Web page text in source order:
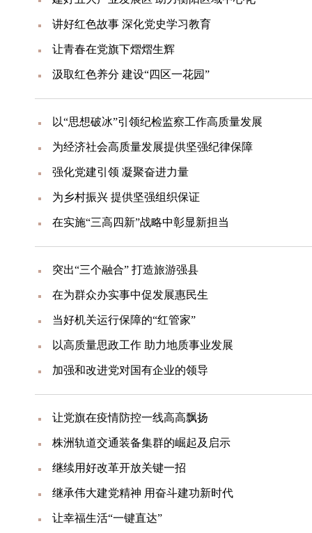
讲好红色故事 深化党史学习教育
让青春在党旗下熠熠生辉
汲取红色养分 建设“四区一花园”
以“思想破冰”引领纪检监察工作高质量发展
为经济社会高质量发展提供坚强纪律保障
强化党建引领 凝聚奋进力量
为乡村振兴 提供坚强组织保证
在实施“三高四新”战略中彰显新担当
突出“三个融合” 打造旅游强县
在为群众办实事中促发展惠民生
当好机关运行保障的“红管家”
以高质量思政工作 助力地质事业发展
加强和改进党对国有企业的领导
让党旗在疫情防控一线高高飘扬
株洲轨道交通装备集群的崛起及启示
继续用好改革开放关键一招
继承伟大建党精神 用奋斗建功新时代
让幸福生活“一键直达”